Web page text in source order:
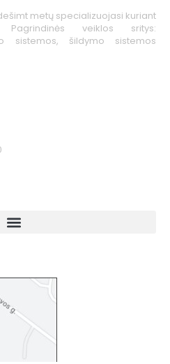
metų specializuojasi kuriant
veiklos sritys:
sistemos, šildymo sistemos